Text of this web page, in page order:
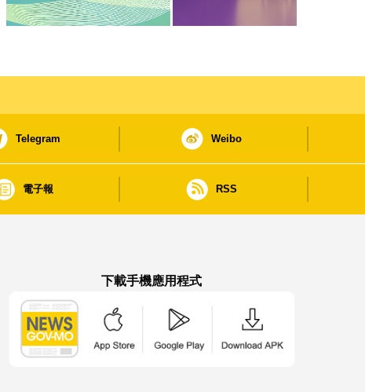
Telegram Weibo
電子報 RSS
下載手機應用程式